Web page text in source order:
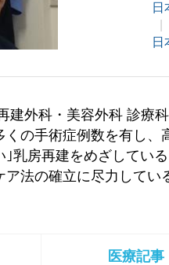
日
日
建外科・美容外科 診療
くの手術症例数を有し
｣乳房再建をめざしてい
ア法の確立に尽力してい
医療記事